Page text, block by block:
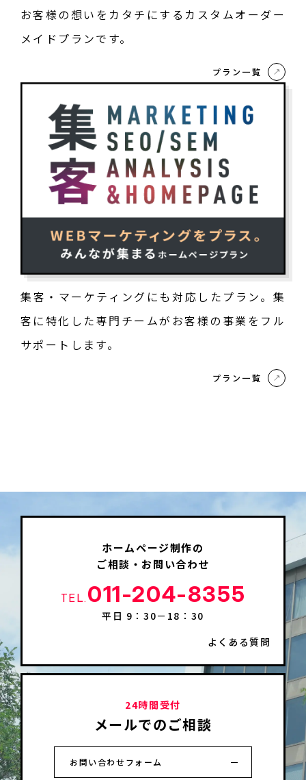
お客様の想いをカタチにするカスタムオーダー
メイドプランです。
プラン一覧
集客・マーケティングにも対応したプラン。集
客に特化した専門チームがお客様の事業をフル
サポートします。
プラン一覧
ホームページ制作の
ご相談・お問い合わせ
TEL. 011-204-8355
平日 9：30－18：30
よくある質問
24時間受付
メールでのご相談
お問い合わせフォーム